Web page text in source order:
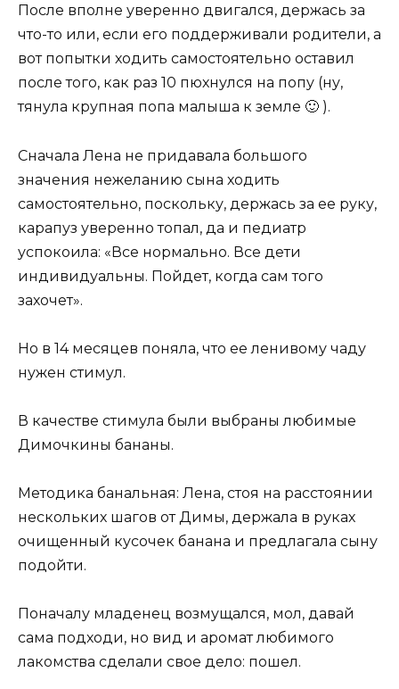
После вполне уверенно двигался, держась за
что-то или, если его поддерживали родители, а
вот попытки ходить самостоятельно оставил
после того, как раз 10 пюхнулся на попу (ну,
тянула крупная попа малыша к земле 🙂 ).
Сначала Лена не придавала большого
значения нежеланию сына ходить
самостоятельно, поскольку, держась за ее руку,
карапуз уверенно топал, да и педиатр
успокоила: «Все нормально. Все дети
индивидуальны. Пойдет, когда сам того
захочет».
Но в 14 месяцев поняла, что ее ленивому чаду
нужен стимул.
В качестве стимула были выбраны любимые
Димочкины бананы.
Методика банальная: Лена, стоя на расстоянии
нескольких шагов от Димы, держала в руках
очищенный кусочек банана и предлагала сыну
подойти.
Поначалу младенец возмущался, мол, давай
сама подходи, но вид и аромат любимого
лакомства сделали свое дело: пошел.